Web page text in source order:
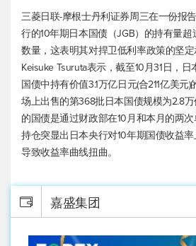
三菱日联-摩根士丹利证券周三在一份报
行的10年期日本国债（JGB）的持有量
数量，这表明其对捍卫低利率政策的坚
Keisuke Tsuruta表示，截至10月31日，
国债中持有价值3.1万亿日元(合211亿美元
场上出售的第368批日本国债规模为2.8
的国债是通过财政部在10月和本月的两
持仓突显出日本央行对10年期国债收益
导致收益率曲线扭曲。
嘉盛集团